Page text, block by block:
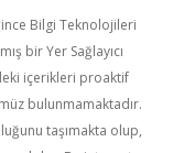
Bilgi Teknolojileri
bir Yer Sağlayıcı
içerikleri proaktif
bulunmamaktadır.
taşımakta olup,